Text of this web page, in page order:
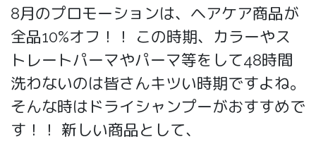
8月のプロモーションは、ヘアケア商品が
全品10%オフ！！ この時期、カラーやス
トレートパーマやパーマ等をして48時間
洗わないのは皆さんキツい時期ですよね。
そんな時はドライシャンプーがおすすめで
す！！ 新しい商品として、